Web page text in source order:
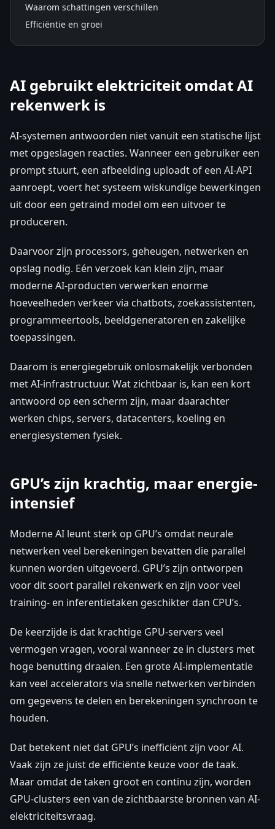
Waarom schattingen verschillen
Efficiëntie en groei
AI gebruikt elektriciteit omdat AI
rekenwerk is
AI-systemen antwoorden niet vanuit een statische lijst
met opgeslagen reacties. Wanneer een gebruiker een
prompt stuurt, een afbeelding uploadt of een AI-API
aanroept, voert het systeem wiskundige bewerkingen
uit door een getraind model om een uitvoer te
produceren.
Daarvoor zijn processors, geheugen, netwerken en
opslag nodig. Eén verzoek kan klein zijn, maar
moderne AI-producten verwerken enorme
hoeveelheden verkeer via chatbots, zoekassistenten,
programmeertools, beeldgeneratoren en zakelijke
toepassingen.
Daarom is energiegebruik onlosmakelijk verbonden
met AI-infrastructuur. Wat zichtbaar is, kan een kort
antwoord op een scherm zijn, maar daarachter
werken chips, servers, datacenters, koeling en
energiesystemen fysiek.
GPU’s zijn krachtig, maar energie-
intensief
Moderne AI leunt sterk op GPU’s omdat neurale
netwerken veel berekeningen bevatten die parallel
kunnen worden uitgevoerd. GPU’s zijn ontworpen
voor dit soort parallel rekenwerk en zijn voor veel
training- en inferentietaken geschikter dan CPU’s.
De keerzijde is dat krachtige GPU-servers veel
vermogen vragen, vooral wanneer ze in clusters met
hoge benutting draaien. Een grote AI-implementatie
kan veel accelerators via snelle netwerken verbinden
om gegevens te delen en berekeningen synchroon te
houden.
Dat betekent niet dat GPU’s inefficiënt zijn voor AI.
Vaak zijn ze juist de efficiënte keuze voor de taak.
Maar omdat de taken groot en continu zijn, worden
GPU-clusters een van de zichtbaarste bronnen van AI-
elektriciteitsvraag.